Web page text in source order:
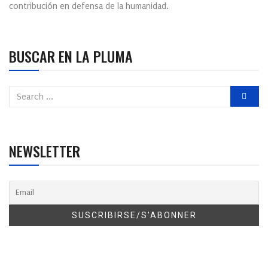
contribución en defensa de la humanidad.
BUSCAR EN LA PLUMA
NEWSLETTER